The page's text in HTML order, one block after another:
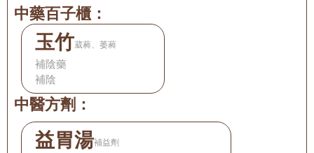
中藥百子櫃：
玉竹葳蕤、萎蕤
補陰藥
補陰
中醫方劑：
益胃湯補益劑